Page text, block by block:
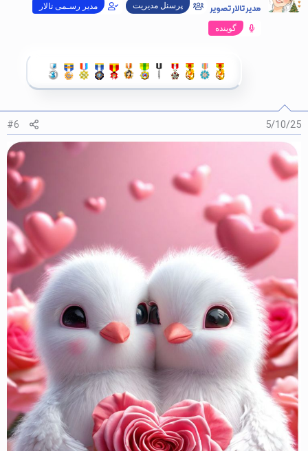
مدیر تالار تصویر پرسنل مدیریت مدیر رسـمی تالار
گوینده
5/10/25
#6